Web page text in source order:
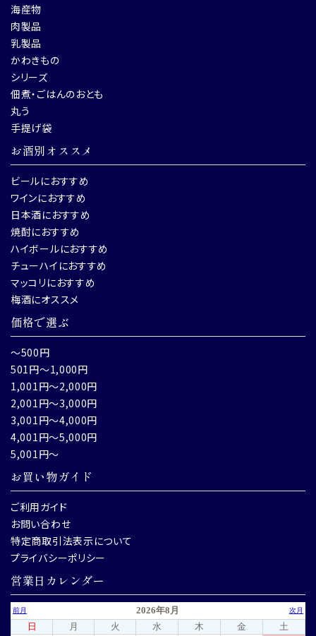
海産物
肉製品
乳製品
かわきもの
シリーズ
佃煮・ごはんのおとも
丸う
手提げ袋
お酒別オススメ
ビールにおすすめ
ワインにおすすめ
日本酒におすすめ
焼酎におすすめ
ハイボールにおすすめ
チューハイにおすすめ
マッコリにおすすめ
梅酒にオススメ
価格で選ぶ
～500円
501円～1,000円
1,001円～2,000円
2,001円～3,000円
3,001円～4,000円
4,001円～5,000円
5,001円～
お買い物ガイド
ご利用ガイド
お問い合わせ
特定商取引法表示について
プライバシーポリシー
営業日カレンダー